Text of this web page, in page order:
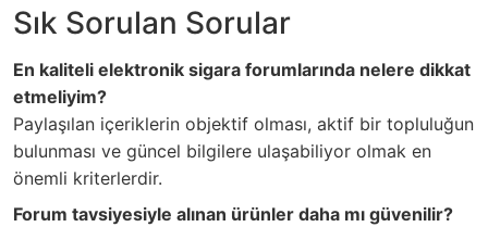
Sık Sorulan Sorular
En kaliteli elektronik sigara forumlarında nelere dikkat
etmeliyim?
Paylaşılan içeriklerin objektif olması, aktif bir topluluğun
bulunması ve güncel bilgilere ulaşabiliyor olmak en
önemli kriterlerdir.
Forum tavsiyesiyle alınan ürünler daha mı güvenilir?